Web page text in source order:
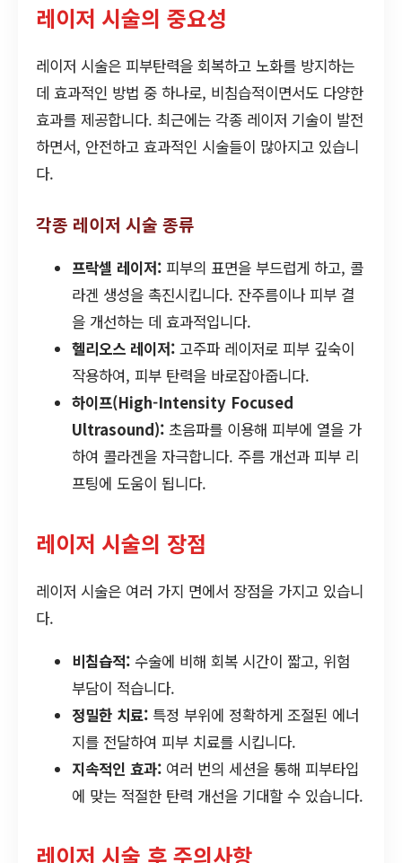
레이저 시술의 중요성
레이저 시술은 피부탄력을 회복하고 노화를 방지하는
데 효과적인 방법 중 하나로, 비침습적이면서도 다양한
효과를 제공합니다. 최근에는 각종 레이저 기술이 발전
하면서, 안전하고 효과적인 시술들이 많아지고 있습니
다.
각종 레이저 시술 종류
프락셀 레이저: 피부의 표면을 부드럽게 하고, 콜
라겐 생성을 촉진시킵니다. 잔주름이나 피부 결
을 개선하는 데 효과적입니다.
헬리오스 레이저: 고주파 레이저로 피부 깊숙이
작용하여, 피부 탄력을 바로잡아줍니다.
하이프(High-Intensity Focused
Ultrasound): 초음파를 이용해 피부에 열을 가
하여 콜라겐을 자극합니다. 주름 개선과 피부 리
프팅에 도움이 됩니다.
레이저 시술의 장점
레이저 시술은 여러 가지 면에서 장점을 가지고 있습니
다.
비침습적: 수술에 비해 회복 시간이 짧고, 위험
부담이 적습니다.
정밀한 치료: 특정 부위에 정확하게 조절된 에너
지를 전달하여 피부 치료를 시킵니다.
지속적인 효과: 여러 번의 세션을 통해 피부타입
에 맞는 적절한 탄력 개선을 기대할 수 있습니다.
레이저 시술 후 주의사항